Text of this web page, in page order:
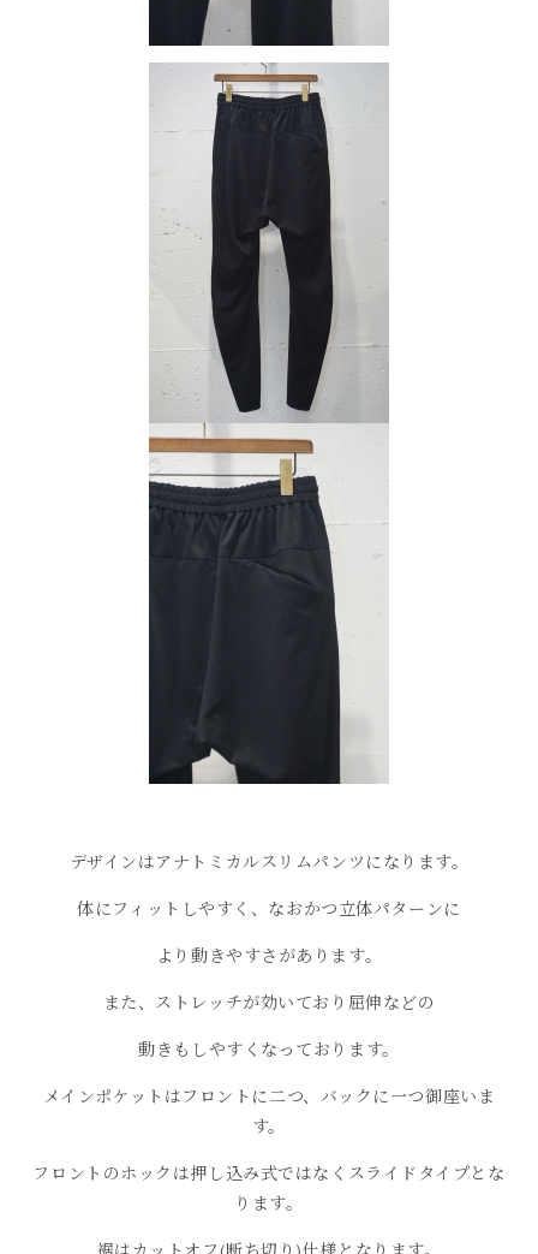
デザインはアナトミカルスリムパンツになります。
体にフィットしやすく、なおかつ立体パターンに
より動きやすさがあります。
また、ストレッチが効いており屈伸などの
動きもしやすくなっております。
メインポケットはフロントに二つ、バックに一つ御座いま
す。
フロントのホックは押し込み式ではなくスライドタイプとな
ります。